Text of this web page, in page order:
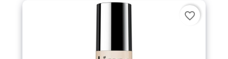
favorite_border